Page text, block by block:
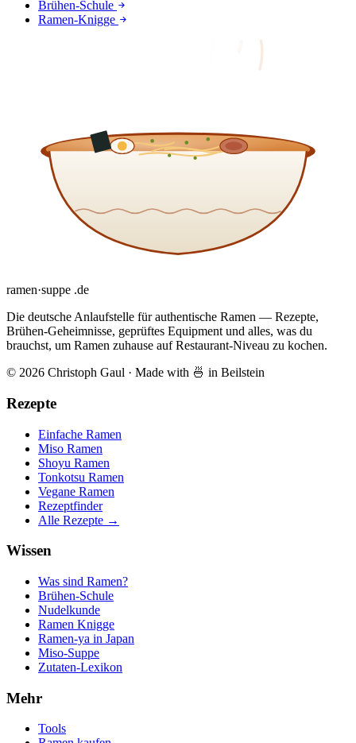
Brühen-Schule
Ramen-Knigge
ramen·suppe .de
Die deutsche Anlaufstelle für authentische Ramen — Rezepte,
Brühen-Geheimnisse, geprüftes Equipment und alles, was du
brauchst, um Ramen zuhause auf Restaurant-Niveau zu kochen.
© 2026 Christoph Gaul · Made with 🍜 in Beilstein
Rezepte
Einfache Ramen
Miso Ramen
Shoyu Ramen
Tonkotsu Ramen
Vegane Ramen
Rezeptfinder
Alle Rezepte →
Wissen
Was sind Ramen?
Brühen-Schule
Nudelkunde
Ramen Knigge
Ramen-ya in Japan
Miso-Suppe
Zutaten-Lexikon
Mehr
Tools